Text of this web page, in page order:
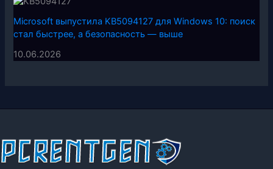
Microsoft выпустила KB5094127 для Windows 10: поиск
стал быстрее, а безопасность — выше
10.06.2026